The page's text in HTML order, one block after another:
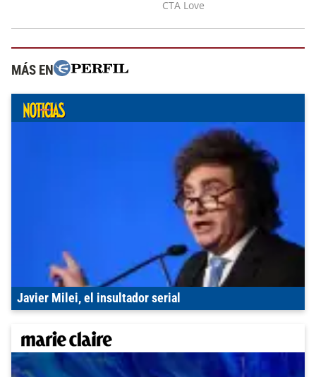
MÁS EN
Javier Milei, el insultador serial